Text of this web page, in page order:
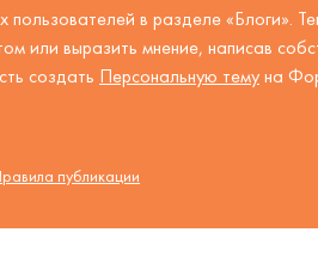
пользователей в разделе «Блоги».
или выразить мнение, написав
создать Персональную тему на
публикации